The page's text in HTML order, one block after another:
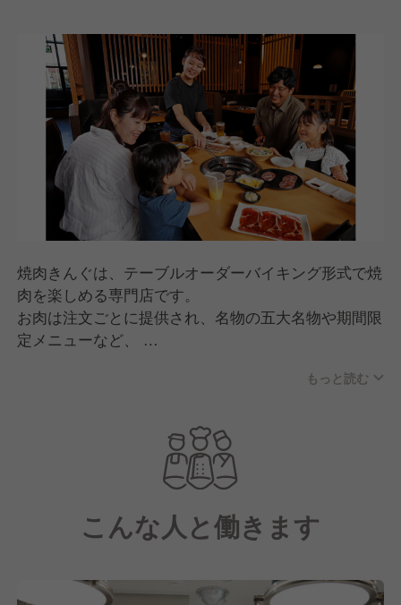
焼肉きんぐは、テーブルオーダーバイキング形式で焼
肉を楽しめる専門店です。
お肉は注文ごとに提供され、名物の五大名物や期間限
定メニューなど、
スタッフが焼き方をサポートする「焼肉ポリス」な
人のあたたかさを感じる接客で、家族連れから幅広い
世代に親しまれています。
もっと読む
こんな人と働きます